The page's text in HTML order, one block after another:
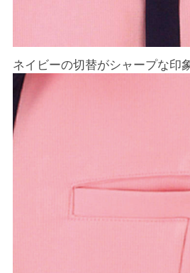
ネイビーの切替がシャープな印